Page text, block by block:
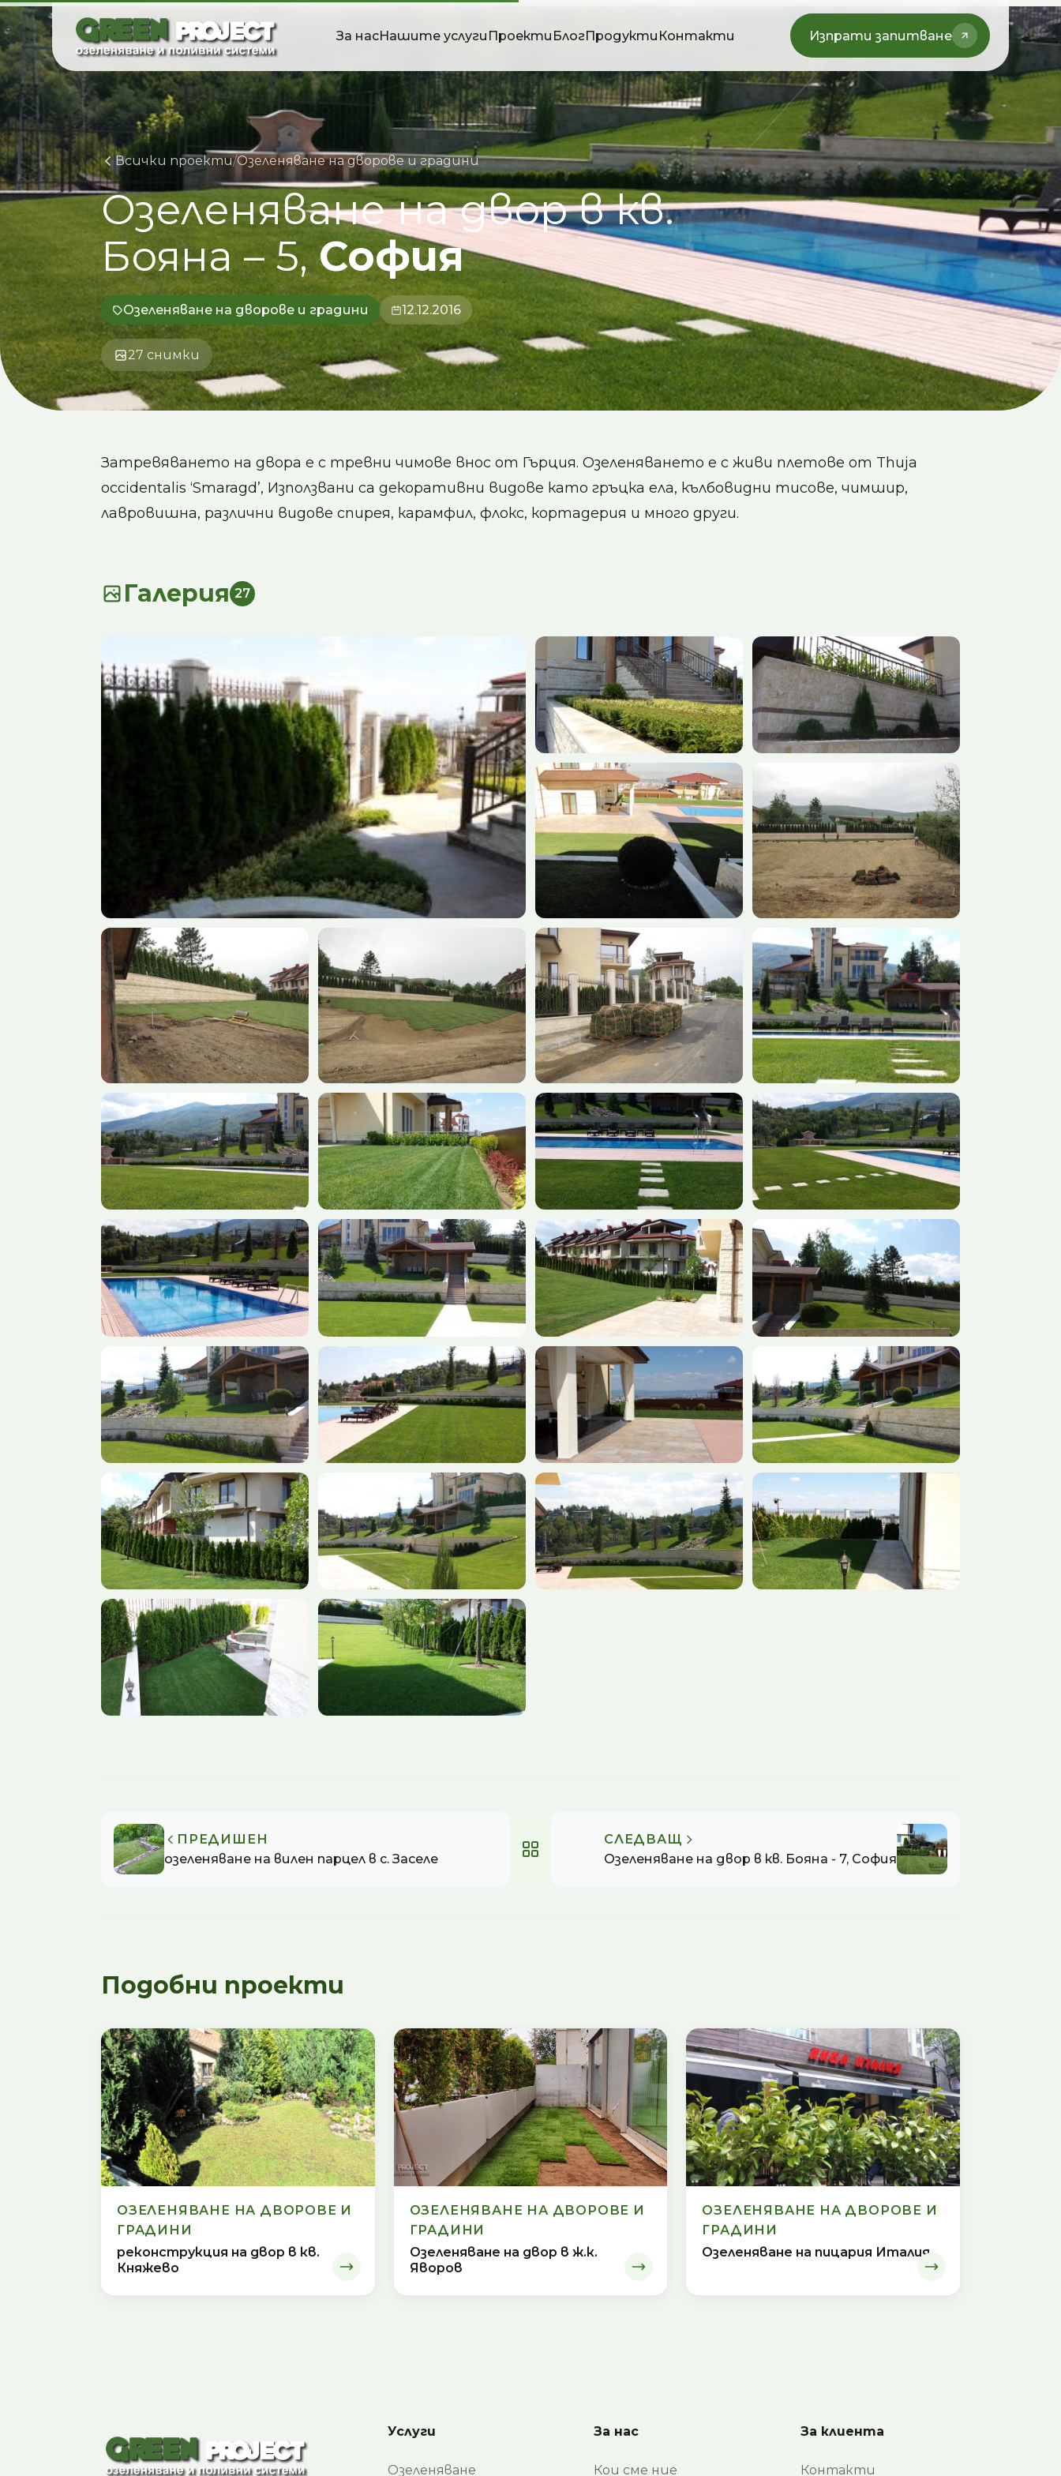
Skip
to
content
За насНашите услуги Проекти БлогПродукти Контакти Изпрати запитване
Всички проекти/Озеленяване на дворове и градини
Озеленяване на двор в кв.
Бояна – 5, София
Озеленяване на дворове и градини 12.12.2016
27 снимки
Затревяването на двора е с тревни чимове внос от Гърция. Озеленяването е с живи плетове от Thuja
occidentalis ‘Smaragd’, Използвани са декоративни видове като гръцка ела, кълбовидни тисове, чимшир,
лавровишна, различни видове спирея, карамфил, флокс, кортадерия и много други.
Галерия 27
ПРЕДИШЕН
озеленяване на вилен парцел в с. Заселе
СЛЕДВАЩ
Озеленяване на двор в кв. Бояна - 7, София
Подобни проекти
ОЗЕЛЕНЯВАНЕ НА ДВОРОВЕ И
ГРАДИНИ
реконструкция на двор в кв.
Княжево
ОЗЕЛЕНЯВАНЕ НА ДВОРОВЕ И
ГРАДИНИ
Озеленяване на двор в ж.к.
Яворов
ОЗЕЛЕНЯВАНЕ НА ДВОРОВЕ И
ГРАДИНИ
Озеленяване на пицария Италия
Услуги
Озеленяване
За нас
Кои сме ние
За клиента
Контакти